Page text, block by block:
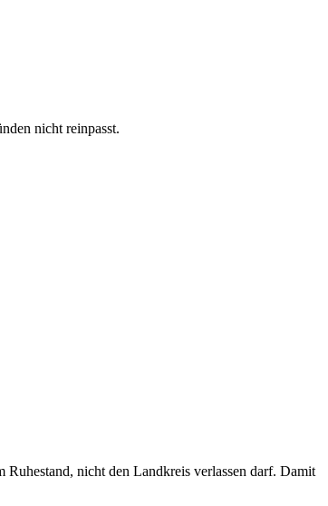
nicht reinpasst.
nicht den Landkreis verlassen darf. Damit